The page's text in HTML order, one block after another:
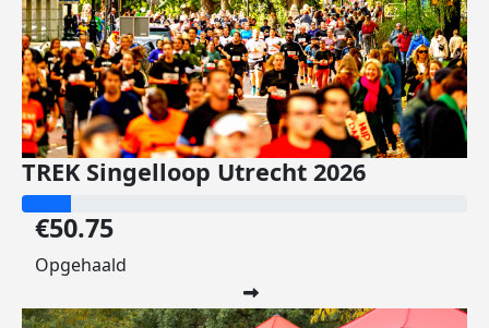
TREK Singelloop Utrecht 2026
€50.75
Opgehaald